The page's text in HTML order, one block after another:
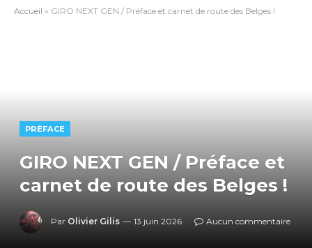
Accueil » GIRO NEXT GEN / Préface et carnet de route des Belges !
PRÉFACE
GIRO NEXT GEN / Préface et
carnet de route des Belges !
Par Olivier Gilis 13 juin 2026 Aucun commentaire